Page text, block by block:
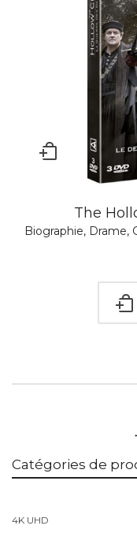
The
Biographie, Drame,
Catégories de
4K UHD